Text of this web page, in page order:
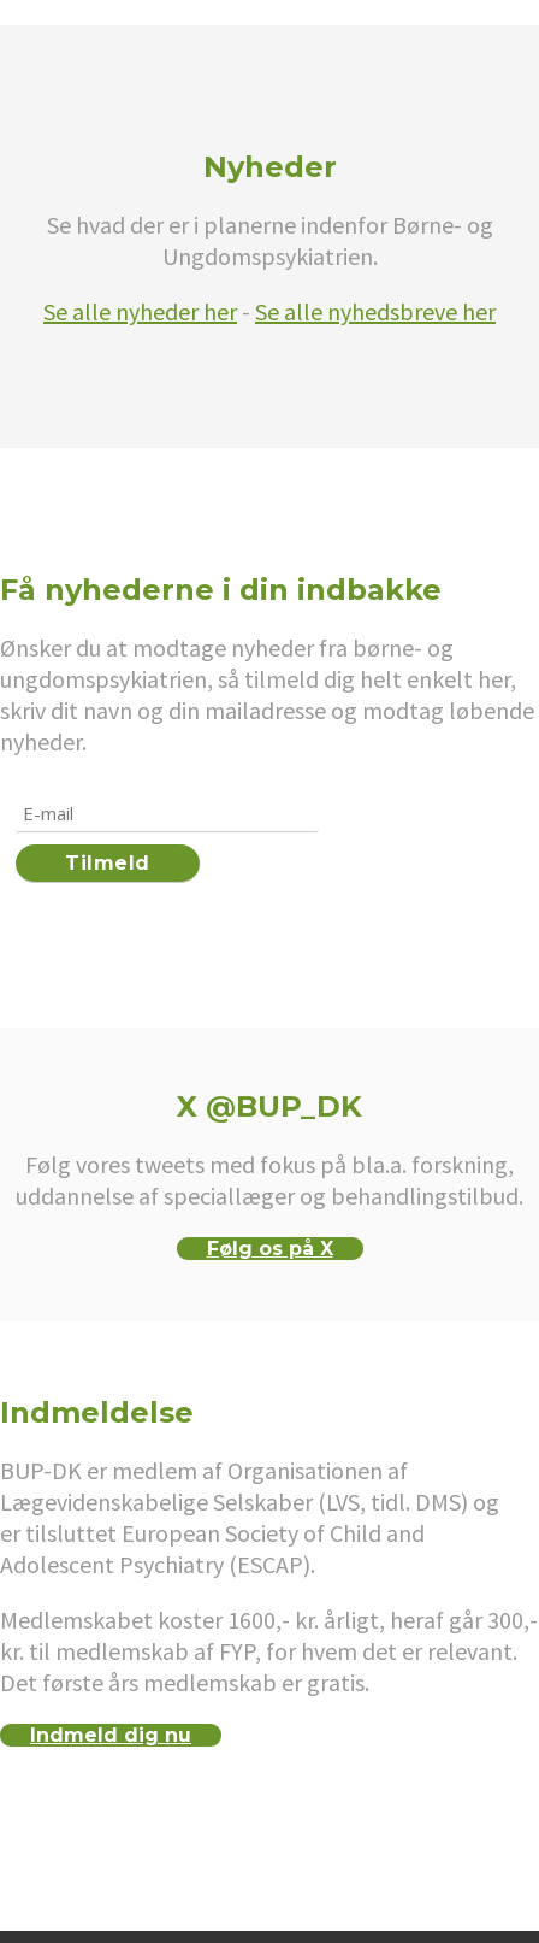
Nyheder
Se hvad der er i planerne indenfor Børne- og
Ungdomspsykiatrien.
Se alle nyheder her- Se alle nyhedsbreve her
Få nyhederne i din indbakke
Ønsker du at modtage nyheder fra børne- og
ungdomspsykiatrien, så tilmeld dig helt enkelt her,
skriv dit navn og din mailadresse og modtag løbende
nyheder.
X @BUP_DK
Følg vores tweets med fokus på bla.a. forskning,
uddannelse af speciallæger og behandlingstilbud.
Følg os på X
Indmeldelse
BUP-DK er medlem af Organisationen af
Lægevidenskabelige Selskaber (LVS, tidl. DMS) og
er tilsluttet European Society of Child and
Adolescent Psychiatry (ESCAP).
Medlemskabet koster 1600,- kr. årligt, heraf går 300,-
kr. til medlemskab af FYP, for hvem det er relevant.
Det første års medlemskab er gratis.
Indmeld dig nu